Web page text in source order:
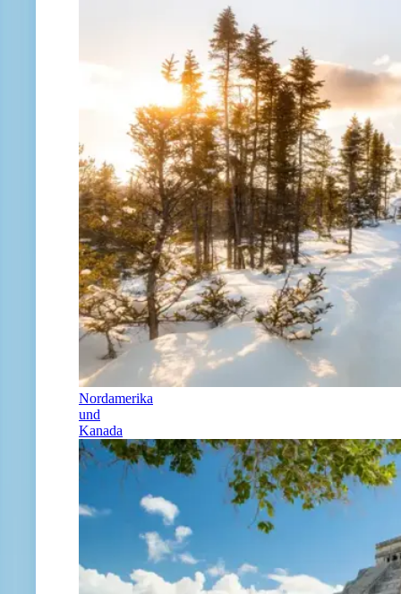
Nordamerika
und
Kanada